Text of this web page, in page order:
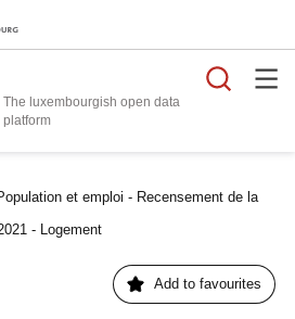
The luxembourgish open data
platform
et emploi - Recensement de la
- Logement
Add to favourites